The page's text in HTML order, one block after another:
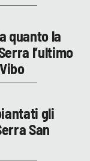
quanto la
l’ultimo
gli
San